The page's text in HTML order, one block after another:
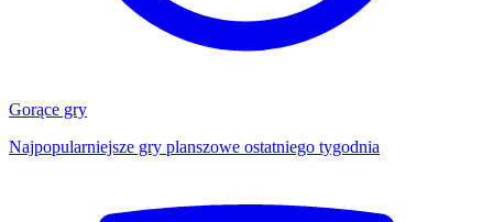
Gorące gry
Najpopularniejsze gry planszowe ostatniego tygodnia